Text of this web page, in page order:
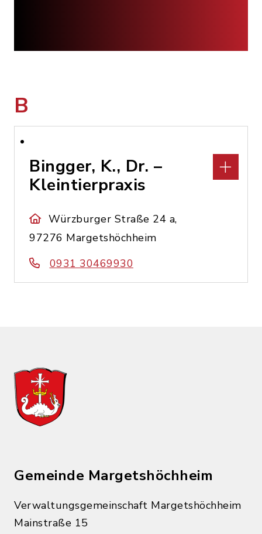
B
Bingger, K., Dr. –
Kleintierpraxis
Würzburger Straße 24 a,
97276 Margetshöchheim
0931 30469930
Gemeinde Margetshöchheim
Verwaltungsgemeinschaft Margetshöchheim
Mainstraße 15